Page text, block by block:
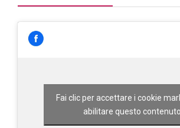
Fai clic per accettare i cookie
abilitare questo contenuto